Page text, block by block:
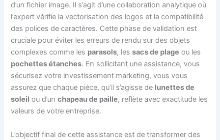
d’un fichier image. Il s’agit d’une collaboration analytique où
l’expert vérifie la vectorisation des logos et la compatibilité
des polices de caractères. Cette phase de validation est
cruciale pour éviter les erreurs de rendu sur des objets
complexes comme les parasols, lessacs de plage ou les
pochettes étanches. En sollicitant une assistance, vous
sécurisez votre investissement marketing, vous vous
assurez que chaque pièce, qu’il s’agisse de lunettes de
soleil ou d’unchapeau de paille, reflète avec exactitude les
valeurs de votre entreprise.
L’objectif final de cette assistance est de transformer des